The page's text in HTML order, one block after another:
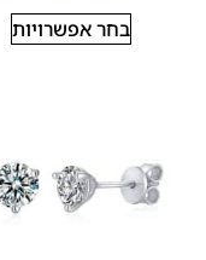
בחר אפשרויות